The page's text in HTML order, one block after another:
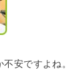
安ですよね。